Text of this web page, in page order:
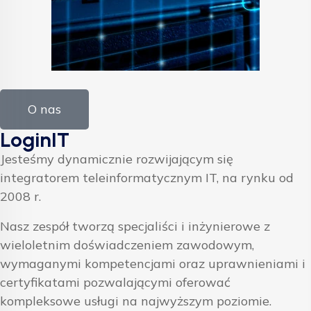
O nas
LoginIT
Jesteśmy dynamicznie rozwijającym się
integratorem teleinformatycznym IT, na rynku od
2008 r.
Nasz zespół tworzą specjaliści i inżynierowe z
wieloletnim doświadczeniem zawodowym,
wymaganymi kompetencjami oraz uprawnieniami i
certyfikatami pozwalającymi oferować
kompleksowe usługi na najwyższym poziomie.